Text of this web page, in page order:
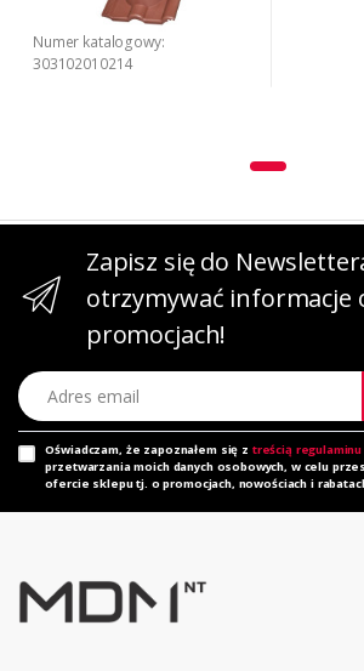
Numer katalogowy:
303102010214
Zapisz się do
otrzymywać informacje
promocjach!
Adres email
Oświadczam, że zapoznałem się z treścią regulaminu
przetwarzania moich danych osobowych, w celu
ofercie sklepu tj. o promocjach, nowościach i